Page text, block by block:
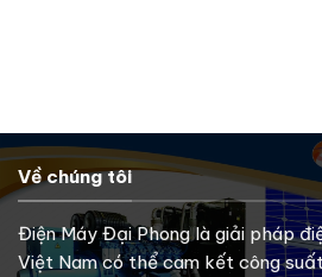
Về chúng tôi
Điện Máy Đại Phong là giải pháp
Việt Nam có thể cam kết công